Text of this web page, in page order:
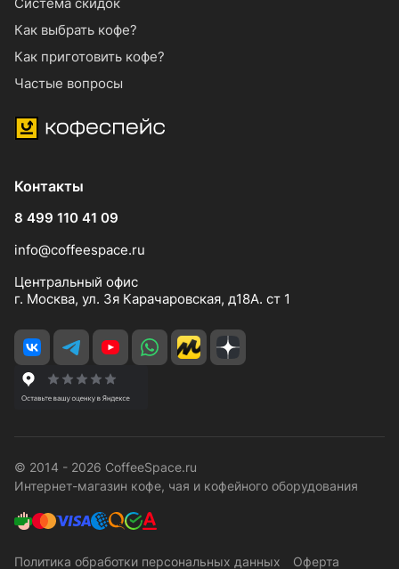
Как выбрать кофе?
Как приготовить кофе?
Частые вопросы
Контакты
8 499 110 41 09
info@coffeespace.ru
Центральный офис
г. Москва, ул. 3я Карачаровская, д18А. ст 1
© 2014 - 2026 CoffeeSpace.ru
Интернет-магазин кофе, чая и кофейного оборудования
Политика обработки персональных данных Оферта